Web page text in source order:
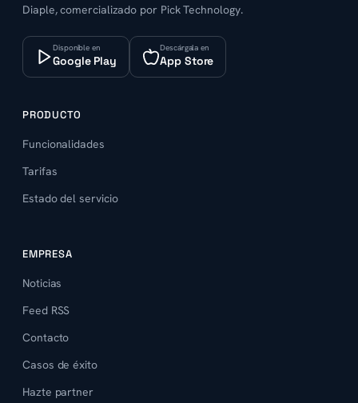
Diaple, comercializado por Pick Technology.
Disponible en
Google Play
Descárgala en
App Store
PRODUCTO
Funcionalidades
Tarifas
Estado del servicio
EMPRESA
Noticias
Feed RSS
Contacto
Casos de éxito
Hazte partner